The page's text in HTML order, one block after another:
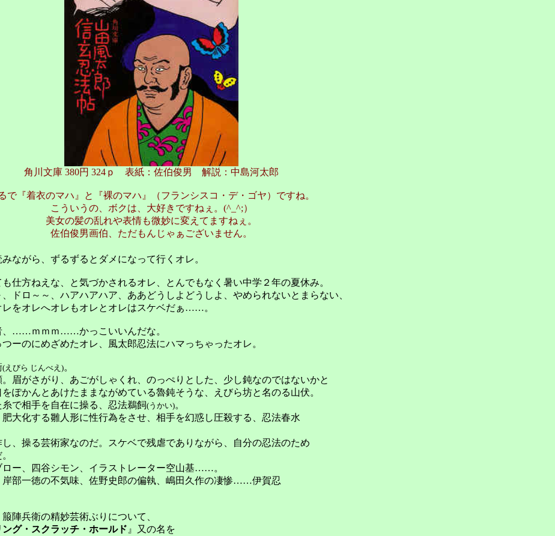
角川文庫 380円 324ｐ 表紙：佐伯俊男 解説：中島河太郎
で『着衣のマハ』と『裸のマハ』（フランシスコ・デ・ゴヤ）ですね。
こういうの、ボクは、大好きですねぇ。(^_^;）
美女の髪の乱れや表情も微妙に変えてますねぇ。
佐伯俊男画伯、ただもんじゃぁございません。
ながら、ずるずるとダメになって行くオレ。
仕方ねえな、と気づかされるオレ、とんでもなく暑い中学２年の夏休み。
ドロ～～、ハアハアハア、ああどうしよどうしよ、やめられないとまらない、
レをオレへオレもオレとオレはスケベだぁ……。
、……ｍｍｍ……かっこいいんだな。
ーのにめざめたオレ、風太郎忍法にハマっちゃったオレ。
(えびら じんべえ)。
眉がさがり、あごがしゃくれ、のっぺりとした、少し鈍なのではないかと
をぽかんとあけたままながめている魯鈍そうな、えびら坊と名のる山伏。
で相手を自在に操る、忍法鵜飼(うかい)。
大化する雛人形に性行為をさせ、相手を幻惑し圧殺する、忍法春水
、操る芸術家なのだ。スケベで残虐でありながら、自分の忍法のため
ー、四谷シモン、イラストレーター空山基……。
部一徳の不気味、佐野史郎の偏執、嶋田久作の凄惨……伊賀忍
陣兵衛の精妙芸術ぶりについて、
グ・スクラッチ・ホールド 』
又の名を